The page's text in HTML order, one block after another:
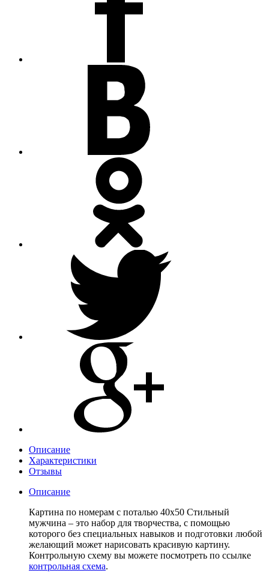
Описание
Характеристики
Отзывы
Описание
Картина по номерам с поталью 40х50 Стильный
мужчина – это набор для творчества, с помощью
которого без специальных навыков и подготовки любой
желающий может нарисовать красивую картину.
Контрольную схему вы можете посмотреть по ссылке
контрольная схема.